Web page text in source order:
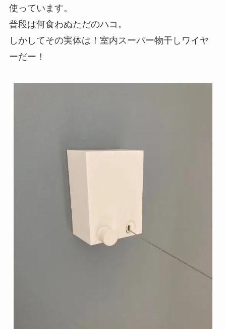
使っています。
普段は何食わぬただのハコ。
しかしてその実体は！室内スーパー物干しワイヤ
ーだー！